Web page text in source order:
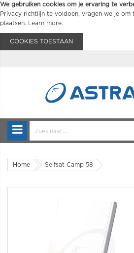
We gebruiken cookies om je ervaring te
Privacy richtlijn te voldoen, vragen we je
plaatsen.
Learn more.
COOKIES TOESTAAN
Home Selfsat Camp 58